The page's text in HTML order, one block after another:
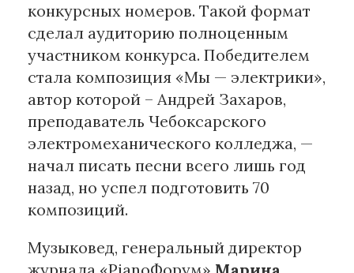
конкурсных номеров. Такой формат
сделал аудиторию полноценным
участником конкурса. Победителем
стала композиция «Мы — электрики»,
автор которой – Андрей Захаров,
преподаватель Чебоксарского
электромеханического колледжа, —
начал писать песни всего лишь год
назад, но успел подготовить 70
композиций.
Музыковед, генеральный директор